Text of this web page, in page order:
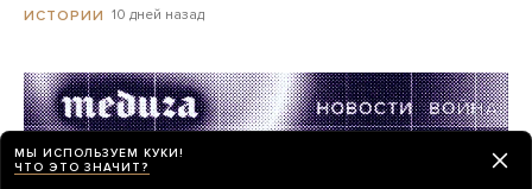
ИСТОРИИ 10 дней назад
МЫ ИСПОЛЬЗУЕМ КУКИ!
ЧТО ЭТО ЗНАЧИТ?